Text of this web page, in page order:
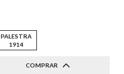
PALESTRA
1914
COMPRAR